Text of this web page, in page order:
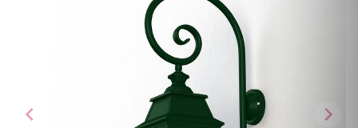
chevron_left chevron_right